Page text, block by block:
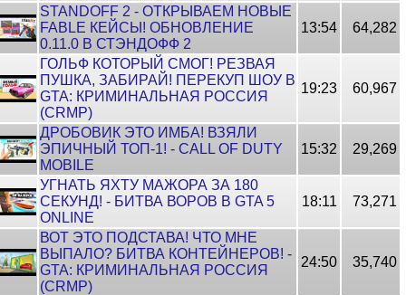
STANDOFF 2 - ОТКРЫВАЕМ НОВЫЕ
FABLE КЕЙСЫ! ОБНОВЛЕНИЕ
0.11.0 В СТЭНДОФФ 2
13:54 64,282
ГОЛЬФ КОТОРЫЙ СМОГ! РЕЗВАЯ
ПУШКА, ЗАБИРАЙ! ПЕРЕКУП ШОУ В
GTA: КРИМИНАЛЬНАЯ РОССИЯ
(CRMP)
19:23 60,967
ДРОБОВИК ЭТО ИМБА! ВЗЯЛИ
ЭПИЧНЫЙ ТОП-1! - CALL OF DUTY
MOBILE
15:32 29,269
УГНАТЬ ЯХТУ МАЖОРА ЗА 180
СЕКУНД! - БИТВА ВОРОВ В GTA 5
ONLINE
18:11 73,271
ВОТ ЭТО ПОДСТАВА! ЧТО МНЕ
ВЫПАЛО? БИТВА КОНТЕЙНЕРОВ! -
GTA: КРИМИНАЛЬНАЯ РОССИЯ
(CRMP)
24:50 35,740